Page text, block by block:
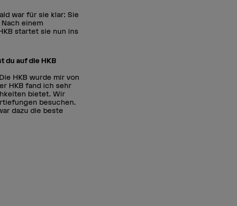
war für sie klar: Sie
einem
startet sie nun ins
du auf die HKB
HKB wurde mir von
HKB fand ich sehr
bietet. Wir
besuchen.
dazu die beste